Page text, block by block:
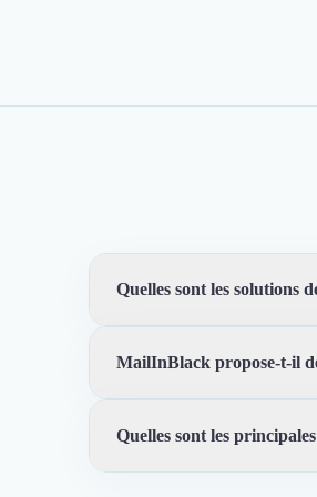
Quelles sont les solutions
MailInBlack propose une
MailInBlack propose-t-il
Oui, MailInBlack propose
Quelles sont les